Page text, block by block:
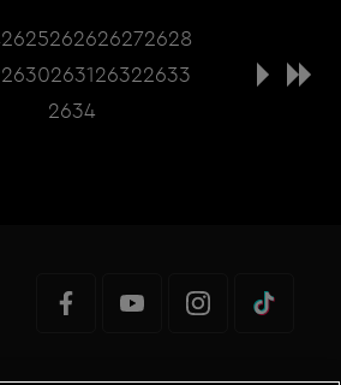
2625262626272628
2630263126322633
2634